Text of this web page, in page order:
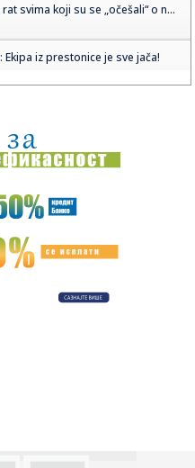
svima koji su se „očešali“ o n...
Ekipa iz prestonice je sve jača!
više ne postoji
pol", a naučnici konačno
ne zanima – održavanje forme do
koji bukte Srbijom: Otkrio gde